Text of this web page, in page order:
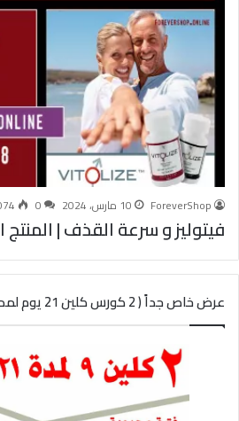
ForeverShop 10 مارس، 2024 0
فيتوليز و سرعة القذف | المنتج
عرض خاص جداً ( 2 كورس كلين 21 يوم لمدة 42 يوم)